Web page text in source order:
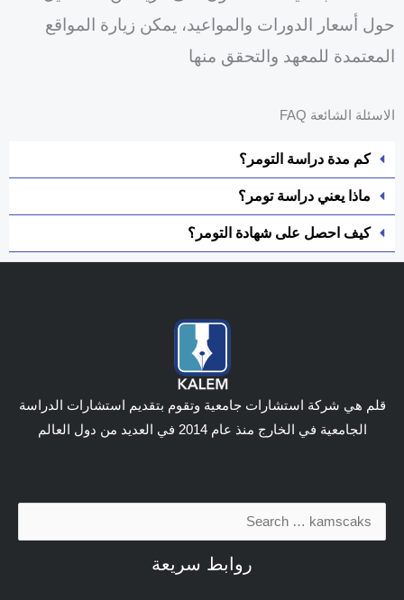
حول أسعار الدورات والمواعيد، يمكن زيارة المواقع
المعتمدة للمعهد والتحقق منها
الاسئلة الشائعة FAQ
كم مدة دراسة التومر؟
ماذا يعني دراسة تومر؟
كيف احصل على شهادة التومر؟
قلم هي شركة استشارات جامعية وتقوم بتقديم استشارات الدراسة
الجامعية في الخارج منذ عام 2014 في العديد من دول العالم
البحث
روابط سريعة